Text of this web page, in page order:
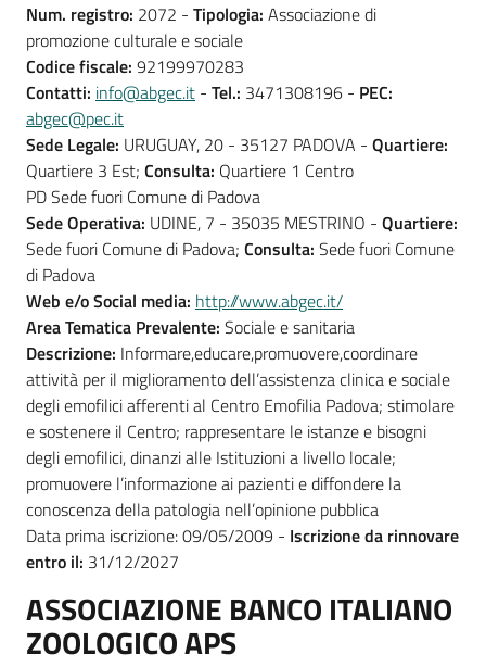
Num. registro: 2072 - Tipologia: Associazione di
promozione culturale e sociale
Codice fiscale: 92199970283
Contatti: info@abgec.it - Tel.: 3471308196 - PEC:
abgec@pec.it
Sede Legale: URUGUAY, 20 - 35127 PADOVA - Quartiere:
Quartiere 3 Est; Consulta: Quartiere 1 Centro
PD Sede fuori Comune di Padova
Sede Operativa: UDINE, 7 - 35035 MESTRINO - Quartiere:
Sede fuori Comune di Padova; Consulta: Sede fuori Comune
di Padova
Web e/o Social media: http://www.abgec.it/
Area Tematica Prevalente: Sociale e sanitaria
Descrizione: Informare,educare,promuovere,coordinare
attività per il miglioramento dell’assistenza clinica e sociale
degli emofilici afferenti al Centro Emofilia Padova; stimolare
e sostenere il Centro; rappresentare le istanze e bisogni
degli emofilici, dinanzi alle Istituzioni a livello locale;
promuovere l’informazione ai pazienti e diffondere la
conoscenza della patologia nell’opinione pubblica
Data prima iscrizione: 09/05/2009 - Iscrizione da rinnovare
entro il: 31/12/2027
ASSOCIAZIONE BANCO ITALIANO
ZOOLOGICO APS